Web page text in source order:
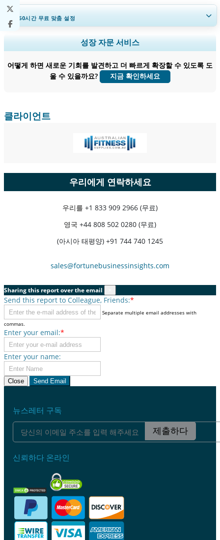
30~60시간무료 맞춤 설정
지역 및 국가 범위 확장, 세그먼트 분석, 기업 프로필, 경쟁 벤치마킹, 및 최
종 사용자 인사이트.
지금 맞춤 설정
성장 자문 서비스
어떻게 하면 새로운 기회를 발견하고 더 빠르게 확장할 수 있도록 도
울 수 있을까요?
지금 확인하세요
클라이언트
우리에게 연락하세요
우리를 +1 833 909 2966 (무료)
영국 +44 808 502 0280 (무료)
(아시아 태평양) +91 744 740 1245
sales@fortunebusinessinsights.com
Sharing this report over the email
Send this report to Colleague, Friends:*
Separate multiple email addresses with
commas.
Enter your email:*
Enter your name:
Close Send Email
뉴스레터 구독
제출하다
신뢰하다 온라인